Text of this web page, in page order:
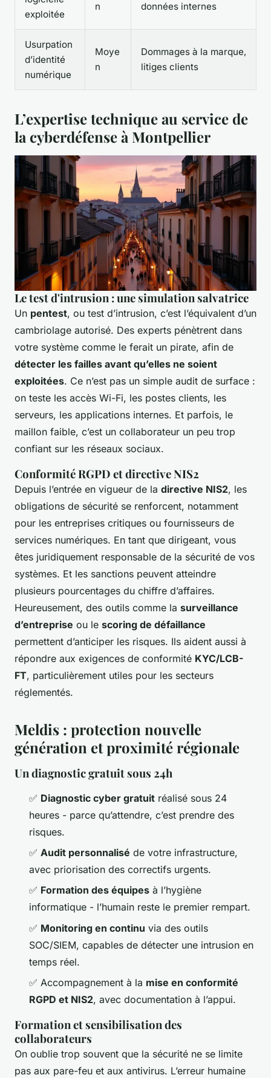
exploitée
n données internes
Usurpation
d’identité
numérique
Moye
n
Dommages à la marque,
litiges clients
L’expertise technique au service de
la cyberdéfense à Montpellier
Le test d'intrusion : une simulation salvatrice
Un pentest, ou test d’intrusion, c’est l’équivalent d’un
cambriolage autorisé. Des experts pénètrent dans
votre système comme le ferait un pirate, afin de
détecter les failles avant qu’elles ne soient
exploitées. Ce n’est pas un simple audit de surface :
on teste les accès Wi-Fi, les postes clients, les
serveurs, les applications internes. Et parfois, le
maillon faible, c’est un collaborateur un peu trop
confiant sur les réseaux sociaux.
Conformité RGPD et directive NIS2
Depuis l’entrée en vigueur de la directive NIS2, les
obligations de sécurité se renforcent, notamment
pour les entreprises critiques ou fournisseurs de
services numériques. En tant que dirigeant, vous
êtes juridiquement responsable de la sécurité de vos
systèmes. Et les sanctions peuvent atteindre
plusieurs pourcentages du chiffre d’affaires.
Heureusement, des outils comme la surveillance
d’entreprise ou le scoring de défaillance
permettent d’anticiper les risques. Ils aident aussi à
répondre aux exigences de conformité KYC/LCB-
FT, particulièrement utiles pour les secteurs
réglementés.
Meldis : protection nouvelle
génération et proximité régionale
Un diagnostic gratuit sous 24h
✅ Diagnostic cyber gratuit réalisé sous 24
heures - parce qu’attendre, c’est prendre des
risques.
✅ Audit personnalisé de votre infrastructure,
avec priorisation des correctifs urgents.
✅ Formation des équipes à l’hygiène
informatique - l’humain reste le premier rempart.
✅ Monitoring en continu via des outils
SOC/SIEM, capables de détecter une intrusion en
temps réel.
✅ Accompagnement à la mise en conformité
RGPD et NIS2, avec documentation à l’appui.
Formation et sensibilisation des
collaborateurs
On oublie trop souvent que la sécurité ne se limite
pas aux pare-feu et aux antivirus. L’erreur humaine